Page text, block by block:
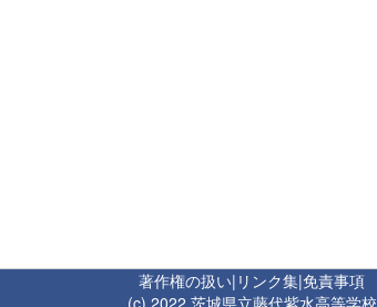
著作権の扱い| リンク集|免責事項